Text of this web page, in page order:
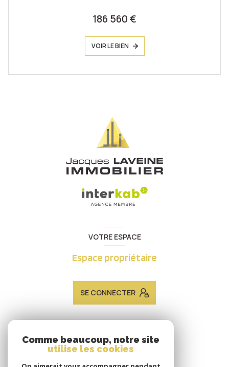
186 560 €
VOIR LE BIEN
VOTRE ESPACE
Espace propriétaire
SE CONNECTER
ADHÉRENTS
Nous adhérons
Comme beaucoup, notre site
utilise les cookies